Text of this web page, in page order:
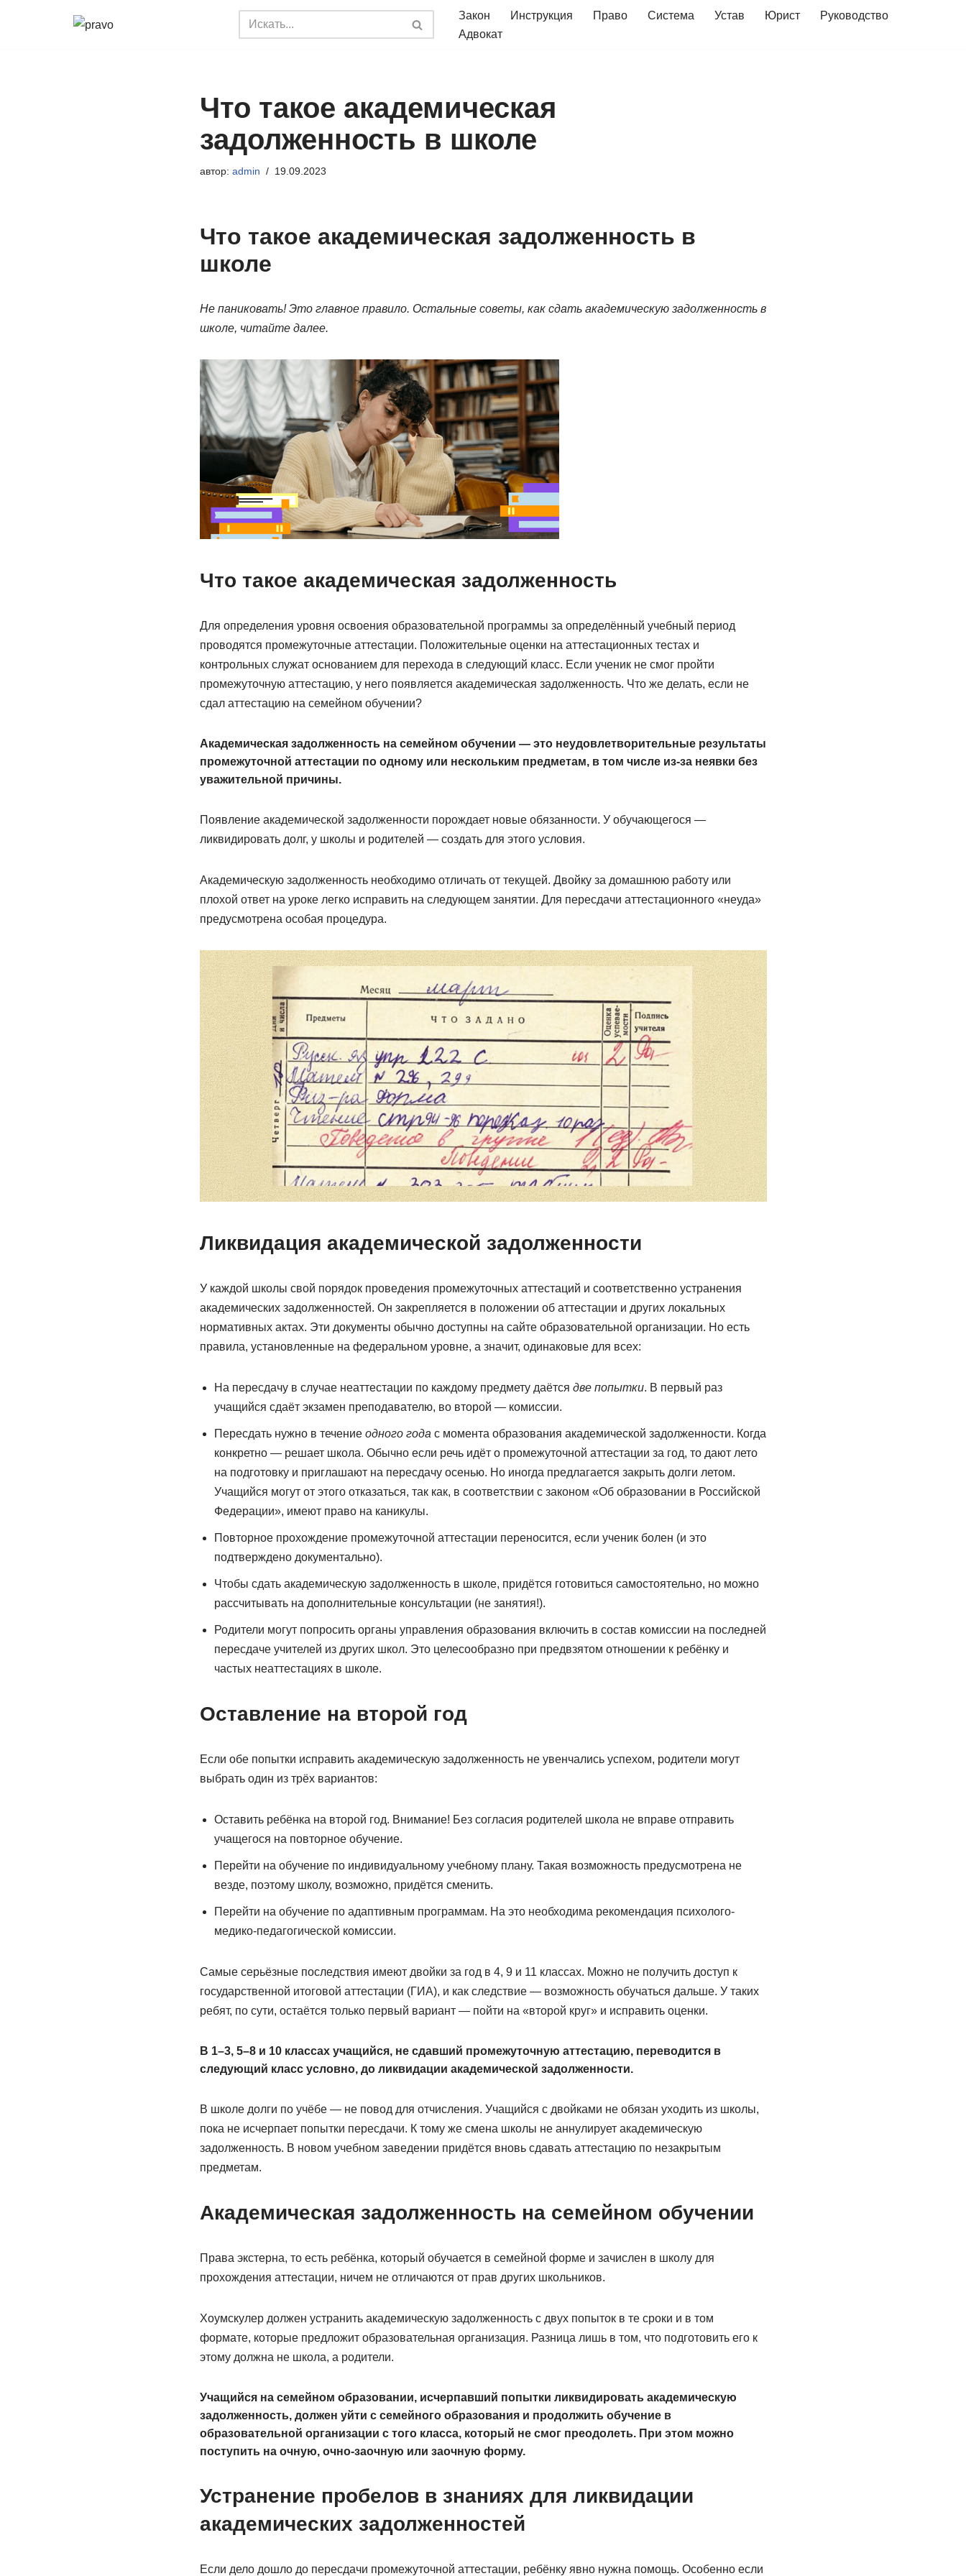
Закон Инструкция Право Система Устав Юрист
Руководство
Адвокат
Что такое академическая
задолженность в школе
автор: admin 19.09.2023
Что такое академическая задолженность в
школе
Не паниковать! Это главное правило. Остальные советы, как сдать академическую задолженность в
школе, читайте далее.
Что такое академическая задолженность
Для определения уровня освоения образовательной программы за определённый учебный период
проводятся промежуточные аттестации. Положительные оценки на аттестационных тестах и
контрольных служат основанием для перехода в следующий класс. Если ученик не смог пройти
промежуточную аттестацию, у него появляется академическая задолженность. Что же делать, если не
сдал аттестацию на семейном обучении?
Академическая задолженность на семейном обучении — это неудовлетворительные результаты
промежуточной аттестации по одному или нескольким предметам, в том числе из-за неявки без
уважительной причины.
Появление академической задолженности порождает новые обязанности. У обучающегося —
ликвидировать долг, у школы и родителей — создать для этого условия.
Академическую задолженность необходимо отличать от текущей. Двойку за домашнюю работу или
плохой ответ на уроке легко исправить на следующем занятии. Для пересдачи аттестационного «неуда»
предусмотрена особая процедура.
Ликвидация академической задолженности
У каждой школы свой порядок проведения промежуточных аттестаций и соответственно устранения
академических задолженностей. Он закрепляется в положении об аттестации и других локальных
нормативных актах. Эти документы обычно доступны на сайте образовательной организации. Но есть
правила, установленные на федеральном уровне, а значит, одинаковые для всех:
На пересдачу в случае неаттестации по каждому предмету даётся две попытки. В первый раз
учащийся сдаёт экзамен преподавателю, во второй — комиссии.
Пересдать нужно в течение одного года с момента образования академической задолженности. Когда
конкретно — решает школа. Обычно если речь идёт о промежуточной аттестации за год, то дают лето
на подготовку и приглашают на пересдачу осенью. Но иногда предлагается закрыть долги летом.
Учащийся могут от этого отказаться, так как, в соответствии с законом «Об образовании в Российской
Федерации», имеют право на каникулы.
Повторное прохождение промежуточной аттестации переносится, если ученик болен (и это
подтверждено документально).
Чтобы сдать академическую задолженность в школе, придётся готовиться самостоятельно, но можно
рассчитывать на дополнительные консультации (не занятия!).
Родители могут попросить органы управления образования включить в состав комиссии на последней
пересдаче учителей из других школ. Это целесообразно при предвзятом отношении к ребёнку и
частых неаттестациях в школе.
Оставление на второй год
Если обе попытки исправить академическую задолженность не увенчались успехом, родители могут
выбрать один из трёх вариантов:
Оставить ребёнка на второй год. Внимание! Без согласия родителей школа не вправе отправить
учащегося на повторное обучение.
Перейти на обучение по индивидуальному учебному плану. Такая возможность предусмотрена не
везде, поэтому школу, возможно, придётся сменить.
Перейти на обучение по адаптивным программам. На это необходима рекомендация психолого-
медико-педагогической комиссии.
Самые серьёзные последствия имеют двойки за год в 4, 9 и 11 классах. Можно не получить доступ к
государственной итоговой аттестации (ГИА), и как следствие — возможность обучаться дальше. У таких
ребят, по сути, остаётся только первый вариант — пойти на «второй круг» и исправить оценки.
В 1–3, 5–8 и 10 классах учащийся, не сдавший промежуточную аттестацию, переводится в
следующий класс условно, до ликвидации академической задолженности.
В школе долги по учёбе — не повод для отчисления. Учащийся с двойками не обязан уходить из школы,
пока не исчерпает попытки пересдачи. К тому же смена школы не аннулирует академическую
задолженность. В новом учебном заведении придётся вновь сдавать аттестацию по незакрытым
предметам.
Академическая задолженность на семейном обучении
Права экстерна, то есть ребёнка, который обучается в семейной форме и зачислен в школу для
прохождения аттестации, ничем не отличаются от прав других школьников.
Хоумскулер должен устранить академическую задолженность с двух попыток в те сроки и в том
формате, которые предложит образовательная организация. Разница лишь в том, что подготовить его к
этому должна не школа, а родители.
Учащийся на семейном образовании, исчерпавший попытки ликвидировать академическую
задолженность, должен уйти с семейного образования и продолжить обучение в
образовательной организации с того класса, который не смог преодолеть. При этом можно
поступить на очную, очно-заочную или заочную форму.
Устранение пробелов в знаниях для ликвидации
академических задолженностей
Если дело дошло до пересдачи промежуточной аттестации, ребёнку явно нужна помощь. Особенно если